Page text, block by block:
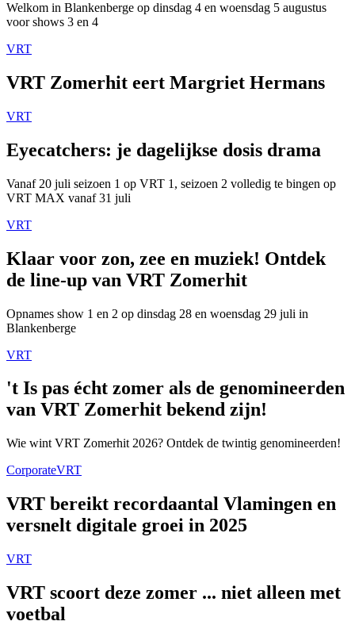
Welkom in Blankenberge op dinsdag 4 en woensdag 5 augustus
voor shows 3 en 4
VRT
VRT Zomerhit eert Margriet Hermans
VRT
Eyecatchers: je dagelijkse dosis drama
Vanaf 20 juli seizoen 1 op VRT 1, seizoen 2 volledig te bingen op
VRT MAX vanaf 31 juli
VRT
Klaar voor zon, zee en muziek! Ontdek
de line-up van VRT Zomerhit
Opnames show 1 en 2 op dinsdag 28 en woensdag 29 juli in
Blankenberge
VRT
't Is pas écht zomer als de genomineerden
van VRT Zomerhit bekend zijn!
Wie wint VRT Zomerhit 2026? Ontdek de twintig genomineerden!
CorporateVRT
VRT bereikt recordaantal Vlamingen en
versnelt digitale groei in 2025
VRT
VRT scoort deze zomer ... niet alleen met
voetbal